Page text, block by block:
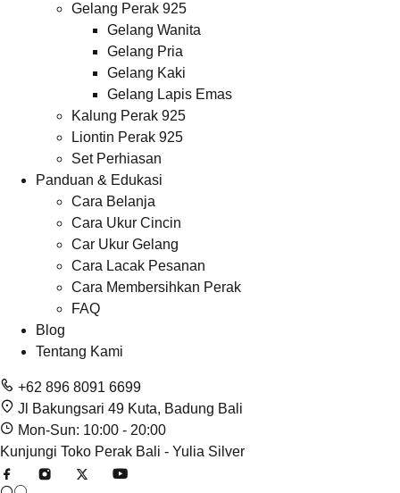
Gelang Perak 925
Gelang Wanita
Gelang Pria
Gelang Kaki
Gelang Lapis Emas
Kalung Perak 925
Liontin Perak 925
Set Perhiasan
Panduan & Edukasi
Cara Belanja
Cara Ukur Cincin
Car Ukur Gelang
Cara Lacak Pesanan
Cara Membersihkan Perak
FAQ
Blog
Tentang Kami
+62 896 8091 6699
Jl Bakungsari 49 Kuta, Badung Bali
Mon-Sun: 10:00 - 20:00
Kunjungi Toko Perak Bali - Yulia Silver